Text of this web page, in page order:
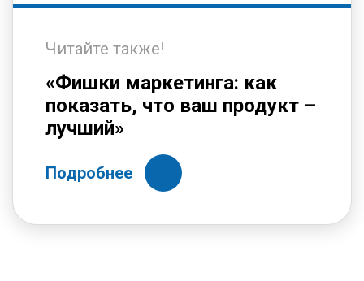
Читайте также!
«Фишки маркетинга: как
показать, что ваш продукт –
лучший»
Подробнее